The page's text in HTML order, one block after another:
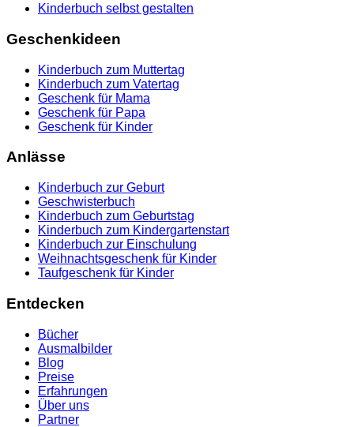
Kinderbuch selbst gestalten
Geschenkideen
Kinderbuch zum Muttertag
Kinderbuch zum Vatertag
Geschenk für Mama
Geschenk für Papa
Geschenk für Kinder
Anlässe
Kinderbuch zur Geburt
Geschwisterbuch
Kinderbuch zum Geburtstag
Kinderbuch zum Kindergartenstart
Kinderbuch zur Einschulung
Weihnachtsgeschenk für Kinder
Taufgeschenk für Kinder
Entdecken
Bücher
Ausmalbilder
Blog
Preise
Erfahrungen
Über uns
Partner